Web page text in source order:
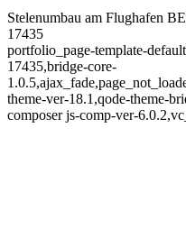
Stelenumbau am Flughafen
17435
portfolio_page-template-
17435,bridge-core-
theme-ver-18.1,qode-theme-
composer js-comp-ver-